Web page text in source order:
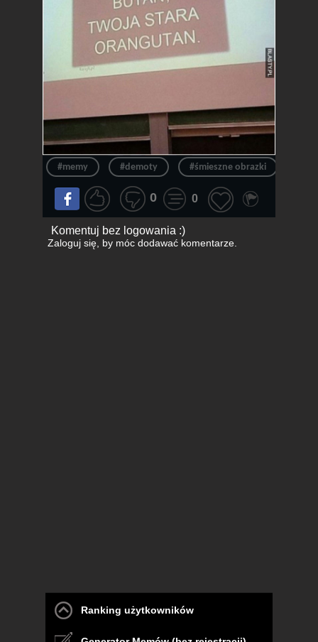
#memy #demoty #śmieszne obrazki
0 0
Komentuj bez logowania :)
Zaloguj się, by móc dodawać komentarze.
Ranking użytkowników